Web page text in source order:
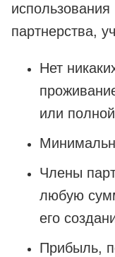
использования
партнерства,
Нет
или
Члены
любую
его
Прибыль,